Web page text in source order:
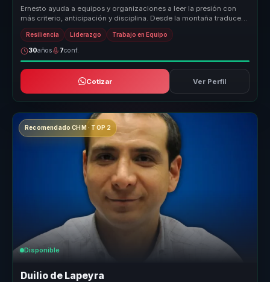
Ernesto ayuda a equipos y organizaciones a leer la presión con
más criterio, anticipación y disciplina. Desde la montaña traduce
segurida...
Resiliencia Liderazgo Trabajo en Equipo
30años 7conf.
Cotizar Ver Perfil
Recomendado CHM · TOP 2
Disponible
Duilio de Lapeyra